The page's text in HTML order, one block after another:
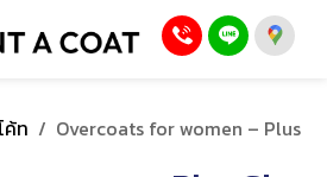
ค้ท / Overcoats for women – Plus